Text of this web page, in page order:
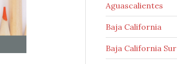
Aguascalientes
Baja California
Baja California Sur